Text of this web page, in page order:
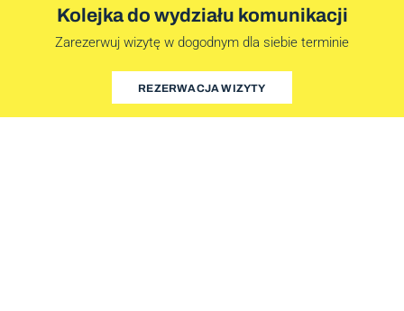
Kolejka do wydziału komunikacji
Zarezerwuj wizytę w dogodnym dla siebie terminie
REZERWACJA WIZYTY